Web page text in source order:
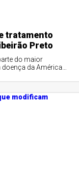
tratamento
Preto
do maior
da América